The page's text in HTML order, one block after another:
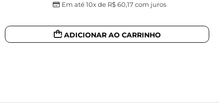
Em até 10x de R$60,17 com juros
ADICIONAR AO CARRINHO